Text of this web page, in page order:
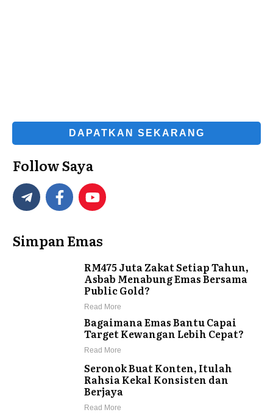
DAPATKAN SEKARANG
Follow Saya
Simpan Emas
RM475 Juta Zakat Setiap Tahun,
Asbab Menabung Emas Bersama
Public Gold?
Read More
Bagaimana Emas Bantu Capai
Target Kewangan Lebih Cepat?
Read More
Seronok Buat Konten, Itulah
Rahsia Kekal Konsisten dan
Berjaya
Read More